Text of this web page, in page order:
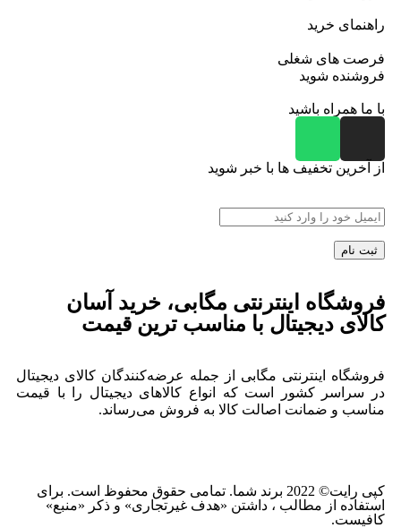
راهنمای خرید
فرصت های شغلی
فروشنده شوید
با ما همراه باشید
از آخرین تخفیف ها با خبر شوید
فروشگاه اینترنتی مگابی، خرید آسان
کالای دیجیتال با مناسب ترین قیمت
فروشگاه اینترنتی مگابی از جمله عرضه‌کنندگان کالای دیجیتال
در سراسر کشور است که انواع کالاهای دیجیتال را با قیمت
مناسب و ضمانت اصالت کالا به فروش می‌رساند.
کپی رایت© 2022 برند شما. تمامی حقوق محفوظ است. برای
استفاده از مطالب ، داشتن «هدف غیرتجاری» و ذکر «منبع»
کافیست.